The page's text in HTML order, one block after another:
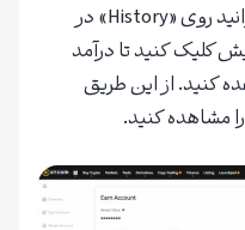
پس از اشتراک موفقیت‌آمیز، می‌توانید روی «History» در
کلیک کنید تا درآمد
کنید. از این طریق
مشاهده کنید.